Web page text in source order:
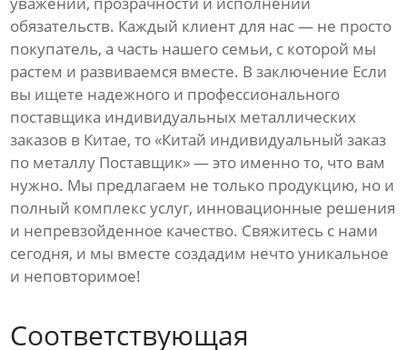
обязательств. Каждый клиент для нас — не просто
покупатель, а часть нашего семьи, с которой мы
растем и развиваемся вместе. В заключение Если
вы ищете надежного и профессионального
поставщика индивидуальных металлических
заказов в Китае, то «Китай индивидуальный заказ
по металлу Поставщик» — это именно то, что вам
нужно. Мы предлагаем не только продукцию, но и
полный комплекс услуг, инновационные решения
и непревзойденное качество. Свяжитесь с нами
сегодня, и мы вместе создадим нечто уникальное
и неповторимое!
Соответствующая